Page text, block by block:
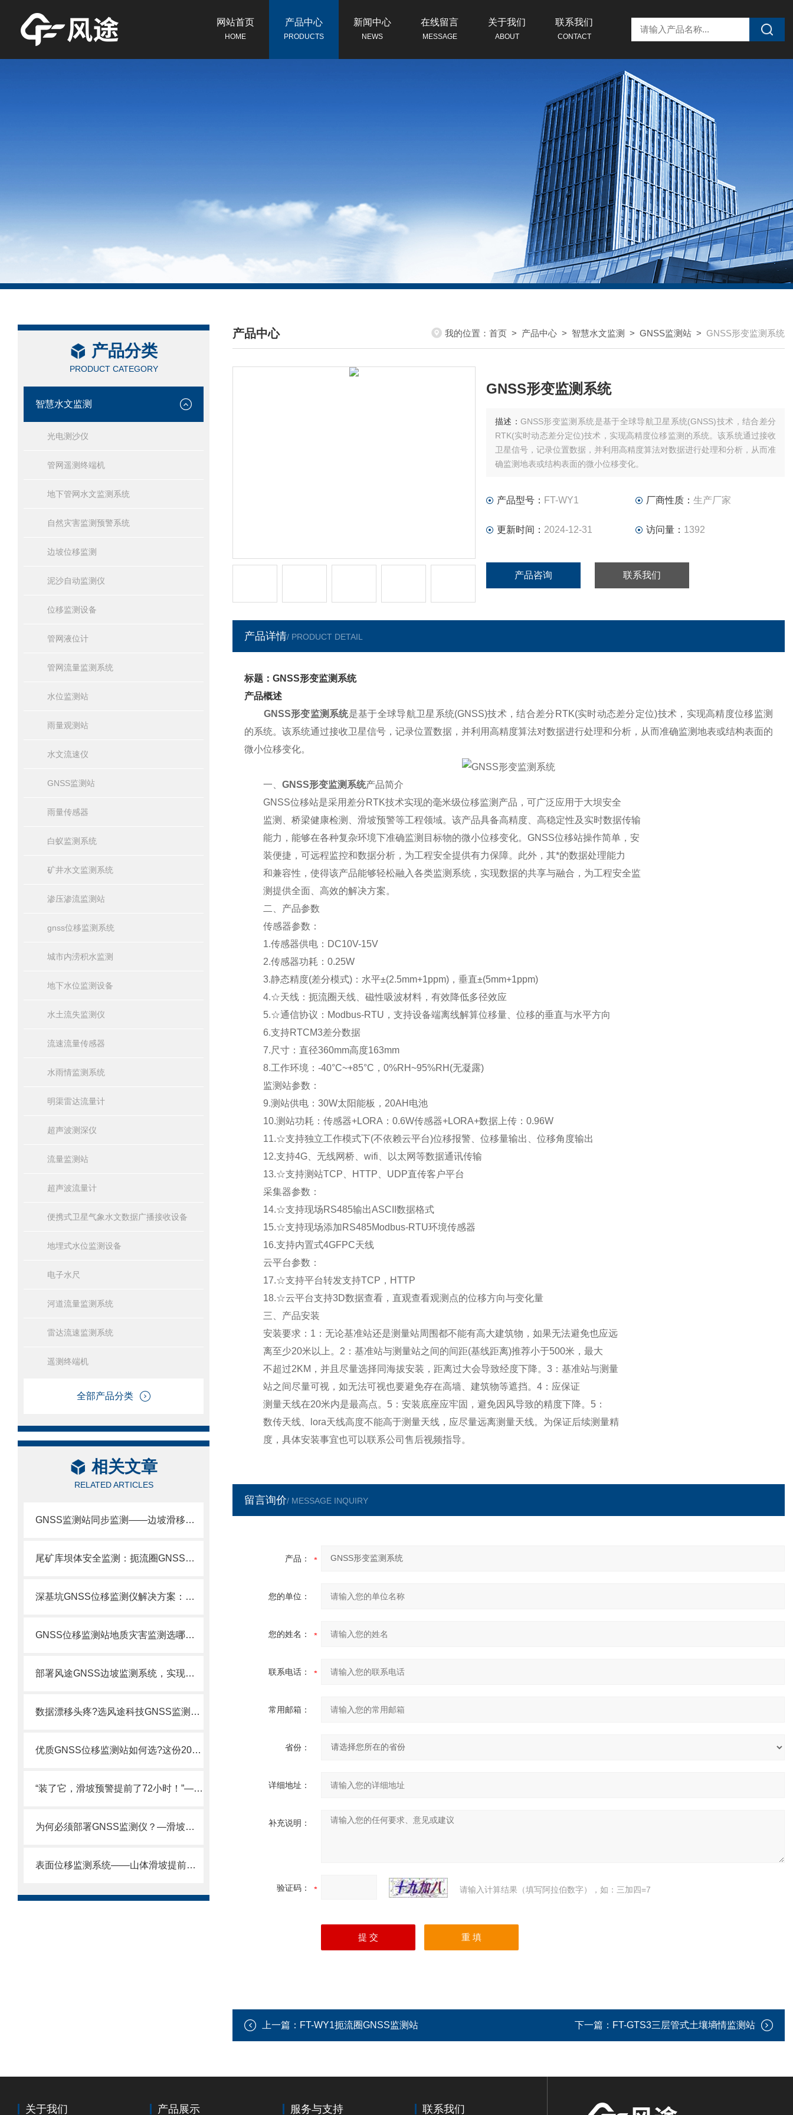
网站首页
HOME
产品中心
PRODUCTS
新闻中心
NEWS
在线留言
MESSAGE
关于我们
ABOUT
联系我们
CONTACT
产品分类
PRODUCT CATEGORY
智慧水文监测
光电测沙仪
管网遥测终端机
地下管网水文监测系统
自然灾害监测预警系统
边坡位移监测
泥沙自动监测仪
位移监测设备
管网液位计
管网流量监测系统
水位监测站
雨量观测站
水文流速仪
GNSS监测站
雨量传感器
白蚁监测系统
矿井水文监测系统
渗压渗流监测站
gnss位移监测系统
城市内涝积水监测
地下水位监测设备
水土流失监测仪
流速流量传感器
水雨情监测系统
明渠雷达流量计
超声波测深仪
流量监测站
超声波流量计
便携式卫星气象水文数据广播接收设备
地埋式水位监测设备
电子水尺
河道流量监测系统
雷达流速监测系统
遥测终端机
全部产品分类
相关文章
RELATED ARTICLES
GNSS监测站同步监测——边坡滑移监测看水平位移，坝体沉降监测看垂直位移。
尾矿库坝体安全监测：扼流圈GNSS监测站，毫米级捕捉坝体沉降与水平位移
深基坑GNSS位移监测仪解决方案：施工期周边建筑沉降与支护结构位移实时追踪
GNSS位移监测站地质灾害监测选哪家？FT-WY1太阳能+毫米级精度了解一下
部署风途GNSS边坡监测系统，实现对不稳定边坡的连续、精准感知与超前预警。
数据漂移头疼?选风途科技GNSS监测站，内置抗干扰算法，数据稳如磐石
优质GNSS位移监测站如何选?这份2026年生产商排行榜与选购指南请收好!
“装了它，滑坡预警提前了72小时！”——用户盛赞GNSS位移站的精准预判力.
为何必须部署GNSS监测仪？—滑坡、崩塌、泥石流等地质灾害隐患点分布广泛。
表面位移监测系统——山体滑坡提前预警监测：防范地质灾害。
产品中心
/ PRODUCTS CENTER
我的位置： 首页 > 产品中心 > 智慧水文监测 > GNSS监测站 > GNSS形变监测系统
GNSS形变监测系统
描述： GNSS形变监测系统是基于全球导航卫星系统(GNSS)技术，结合差分
RTK(实时动态差分定位)技术，实现高精度位移监测的系统。该系统通过接收
卫星信号，记录位置数据，并利用高精度算法对数据进行处理和分析，从而准
确监测地表或结构表面的微小位移变化。
产品型号： FT-WY1 厂商性质： 生产厂家
更新时间： 2024-12-31 访问量： 1392
产品咨询 联系我们
产品详情/ PRODUCT DETAIL
标题：GNSS形变监测系统
产品概述
GNSS形变监测系统是基于全球导航卫星系统(GNSS)技术，结合差分RTK(实时动态差分定位)技术，实现高精度位移监测
的系统。该系统通过接收卫星信号，记录位置数据，并利用高精度算法对数据进行处理和分析，从而准确监测地表或结构表面的
微小位移变化。
一、 GNSS形变监测系统产品简介
GNSS位移站是采用差分RTK技术实现的毫米级位移监测产品，可广泛应用于大坝安全
监测、桥梁健康检测、滑坡预警等工程领域。该产品具备高精度、高稳定性及实时数据传输
能力，能够在各种复杂环境下准确监测目标物的微小位移变化。GNSS位移站操作简单，安
装便捷，可远程监控和数据分析，为工程安全提供有力保障。此外，其*的数据处理能力
和兼容性，使得该产品能够轻松融入各类监测系统，实现数据的共享与融合，为工程安全监
测提供全面、高效的解决方案。
二、产品参数
传感器参数：
1.传感器供电：DC10V-15V
2.传感器功耗：0.25W
3.静态精度(差分模式)：水平±(2.5mm+1ppm)，垂直±(5mm+1ppm)
4.☆天线：扼流圈天线、磁性吸波材料，有效降低多径效应
5.☆通信协议：Modbus-RTU，支持设备端离线解算位移量、位移的垂直与水平方向
6.支持RTCM3差分数据
7.尺寸：直径360mm高度163mm
8.工作环境：-40°C~+85°C，0%RH~95%RH(无凝露)
监测站参数：
9.测站供电：30W太阳能板，20AH电池
10.测站功耗：传感器+LORA：0.6W传感器+LORA+数据上传：0.96W
11.☆支持独立工作模式下(不依赖云平台)位移报警、位移量输出、位移角度输出
12.支持4G、无线网桥、wifi、以太网等数据通讯传输
13.☆支持测站TCP、HTTP、UDP直传客户平台
采集器参数：
14.☆支持现场RS485输出ASCII数据格式
15.☆支持现场添加RS485Modbus-RTU环境传感器
16.支持内置式4GFPC天线
云平台参数：
17.☆支持平台转发支持TCP，HTTP
18.☆云平台支持3D数据查看，直观查看观测点的位移方向与变化量
三、产品安装
安装要求：1：无论基准站还是测量站周围都不能有高大建筑物，如果无法避免也应远
离至少20米以上。2：基准站与测量站之间的间距(基线距离)推荐小于500米，最大
不超过2KM，并且尽量选择同海拔安装，距离过大会导致经度下降。3：基准站与测量
站之间尽量可视，如无法可视也要避免存在高墙、建筑物等遮挡。4：应保证
测量天线在20米内是最高点。5：安装底座应牢固，避免因风导致的精度下降。5：
数传天线、lora天线高度不能高于测量天线，应尽量远离测量天线。为保证后续测量精
度，具体安装事宜也可以联系公司售后视频指导。
留言询价/ MESSAGE INQUIRY
产品：
您的单位：
您的姓名：
联系电话：
常用邮箱：
省份：
详细地址：
补充说明：
验证码： 请输入计算结果（填写阿拉伯数字），如：三加四=7
上一篇： FT-WY1扼流圈GNSS监测站 下一篇： FT-GTS3三层管式土壤墒情监测站
关于我们 产品展示 服务与支持 联系我们